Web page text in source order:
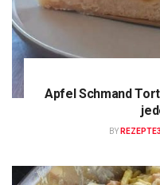
Apfel Schmand
BY